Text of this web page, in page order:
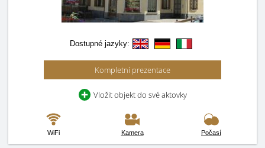
Dostupné jazyky:
Kompletní prezentace
Vložit objekt do své aktovky
WiFi Kamera Počasí